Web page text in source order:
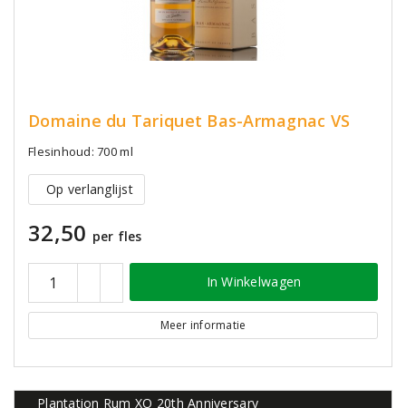
Domaine du Tariquet Bas-Armagnac VS
Flesinhoud: 700 ml
Op verlanglijst
32,50 per fles
In Winkelwagen
Meer informatie
Plantation Rum XO 20th Anniversary